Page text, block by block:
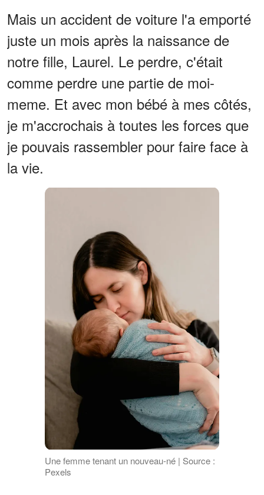
Mais un accident de voiture l'a emporté
juste un mois après la naissance de
notre fille, Laurel. Le perdre, c'était
comme perdre une partie de moi-
meme. Et avec mon bébé à mes côtés,
je m'accrochais à toutes les forces que
je pouvais rassembler pour faire face à
la vie.
Une femme tenant un nouveau-né | Source :
Pexels